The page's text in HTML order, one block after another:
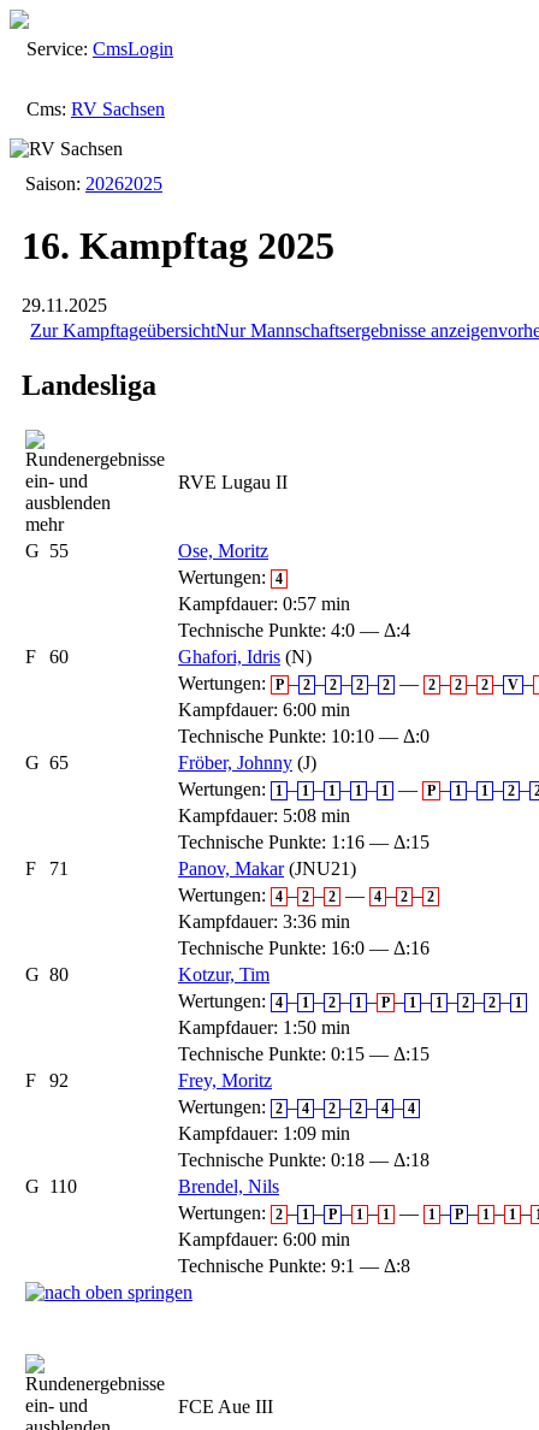
Cms: RV Sachsen
Service: CmsLogin
Saison: 20262025
16. Kampftag 2025
29.11.2025
Zur KampftageübersichtNur Mannschaftsergebnisse anzeigen
Landesliga
mehr
RVE Lugau II
G 55
Ose, Moritz
Wertungen:
4
Kampfdauer: 0:57 min
Technische Punkte: 4:0 — Δ:4
F
60 Ghafori, Idris (N)
Wertungen:
P – 2 – 2 – 2 – 2 — 2 – 2 – 2 – V –
Kampfdauer: 6:00 min
Technische Punkte: 10:10 — Δ:0
G 65 Fröber, Johnny (J)
Wertungen:
1 – 1 – 1 – 1 – 1 — P – 1 – 1 – 2 –
Kampfdauer: 5:08 min
Technische Punkte: 1:16 — Δ:15
F
71 Panov, Makar(JNU21)
Wertungen:
4 – 2 – 2 — 4 – 2 – 2
Kampfdauer: 3:36 min
Technische Punkte: 16:0 — Δ:16
G 80
Kotzur, Tim
Wertungen:
4 – 1 – 2 – 1 – P – 1 – 1 – 2 – 2 – 1
Kampfdauer: 1:50 min
Technische Punkte: 0:15 — Δ:15
F
92
Frey, Moritz
Wertungen:
2 – 4 – 2 – 2 – 4 – 4
Kampfdauer: 1:09 min
Technische Punkte: 0:18 — Δ:18
G 110
Brendel, Nils
Wertungen:
2 – 1 – P – 1 – 1 — 1 – P – 1 – 1 –
Kampfdauer: 6:00 min
Technische Punkte: 9:1 — Δ:8
FCE Aue III